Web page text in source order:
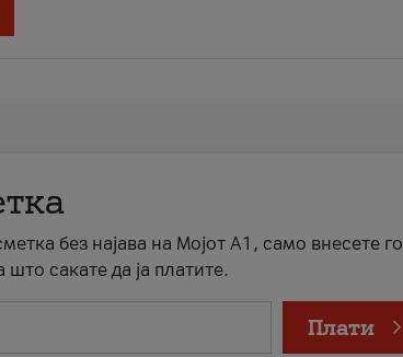
без најава на Мојот А1, само внесете го
што сакате да ја платите.
Плати